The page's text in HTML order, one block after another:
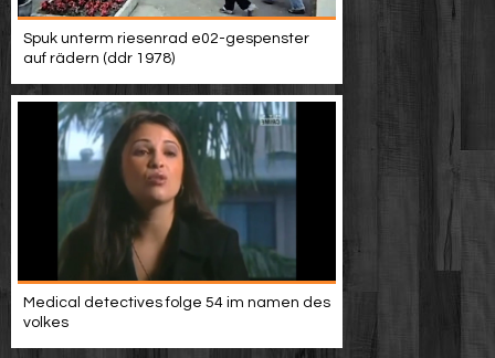
Spuk unterm riesenrad e02-gespenster
auf rädern (ddr 1978)
Medical detectives folge 54 im namen des
volkes